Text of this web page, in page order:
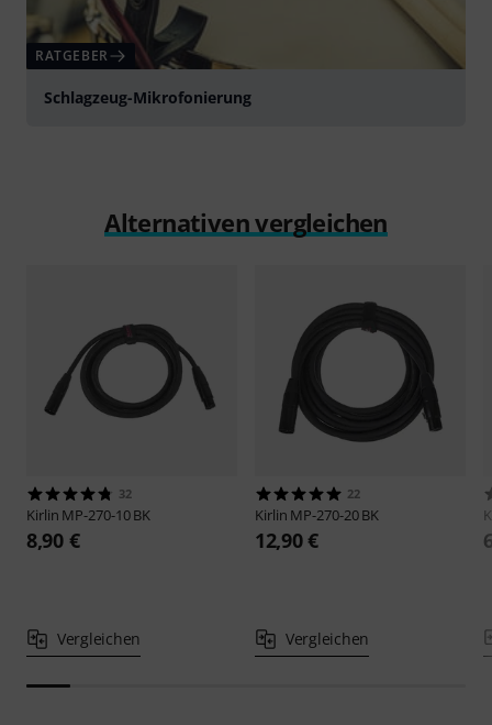
RATGEBER
Schlagzeug-Mikrofonierung
Alternativen vergleichen
32
Kirlin MP-270-10 BK
8,90 €
Vergleichen
22
Kirlin MP-270-20 BK
12,90 €
Vergleichen